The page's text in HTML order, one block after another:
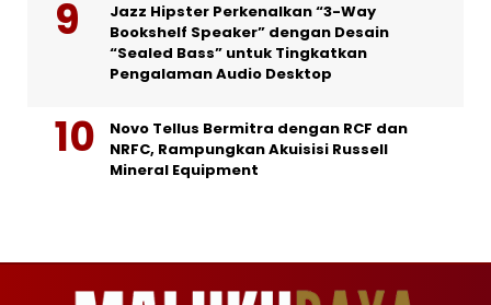
Jazz Hipster Perkenalkan “3-Way
Bookshelf Speaker” dengan Desain
“Sealed Bass” untuk Tingkatkan
Pengalaman Audio Desktop
Novo Tellus Bermitra dengan RCF dan
NRFC, Rampungkan Akuisisi Russell
Mineral Equipment